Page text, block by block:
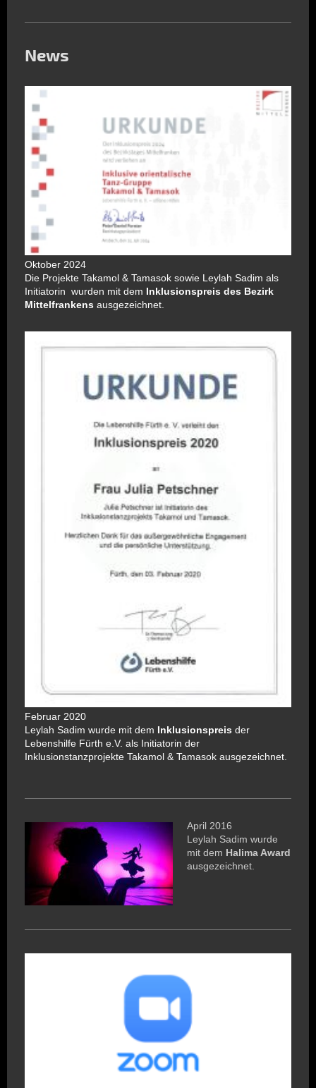
News
Oktober 2024
Die Projekte Takamol & Tamasok sowie Leylah Sadim als
Initiatorin wurden mit dem Inklusionspreis des Bezirk
Mittelfrankens ausgezeichnet.
Februar 2020
Leylah Sadim wurde mit dem Inklusionspreis der
Lebenshilfe Fürth e.V. als Initiatorin der
Inklusionstanzprojekte Takamol & Tamasok ausgezeichnet.
April 2016
Leylah Sadim wurde
mit dem Halima Award
ausgezeichnet.